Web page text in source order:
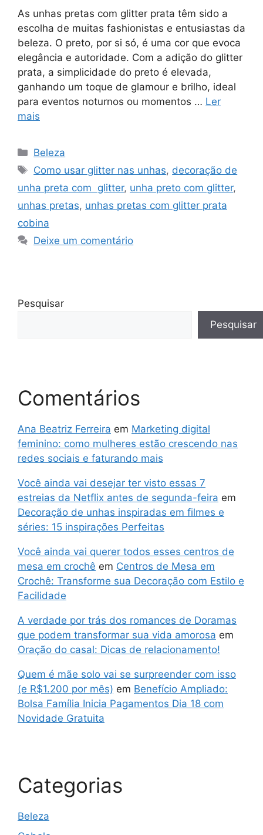
As unhas pretas com glitter prata têm sido a
escolha de muitas fashionistas e entusiastas da
beleza. O preto, por si só, é uma cor que evoca
elegância e autoridade. Com a adição do glitter
prata, a simplicidade do preto é elevada,
ganhando um toque de glamour e brilho, ideal
para eventos noturnos ou momentos … Ler
mais
Categorias
Beleza
Tags
Como usar glitter nas unhas, decoração de
unha preta com glitter, unha preto com glitter,
unhas pretas, unhas pretas com glitter prata
cobina
Deixe um comentário
Pesquisar
Pesquisar
Comentários
Ana Beatriz Ferreira em Marketing digital
feminino: como mulheres estão crescendo nas
redes sociais e faturando mais
Você ainda vai desejar ter visto essas 7
estreias da Netflix antes de segunda-feira em
Decoração de unhas inspiradas em filmes e
séries: 15 inspirações Perfeitas
Você ainda vai querer todos esses centros de
mesa em crochê em Centros de Mesa em
Crochê: Transforme sua Decoração com Estilo e
Facilidade
A verdade por trás dos romances de Doramas
que podem transformar sua vida amorosa em
Oração do casal: Dicas de relacionamento!
Quem é mãe solo vai se surpreender com isso
(e R$1.200 por mês) em Benefício Ampliado:
Bolsa Família Inicia Pagamentos Dia 18 com
Novidade Gratuita
Categorias
Beleza